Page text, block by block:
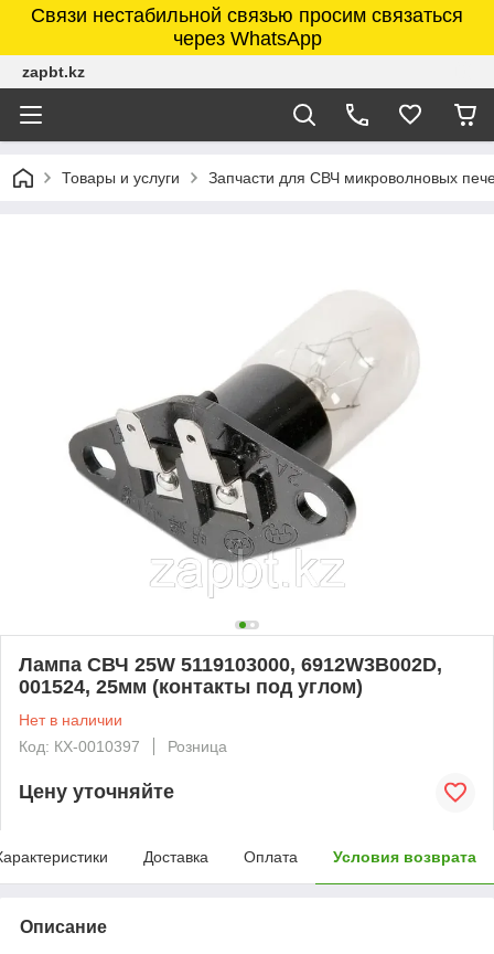
Связи нестабильной связью просим связаться
через WhatsApp
zapbt.kz
Товары и услуги Запчасти для СВЧ микроволновых
Лампа СВЧ 25W 5119103000, 6912W3B002D,
001524, 25мм (контакты под углом)
Нет в наличии
Код: КХ-0010397
Розница
Цену уточняйте
Доставка Оплата Условия возврата
Описание